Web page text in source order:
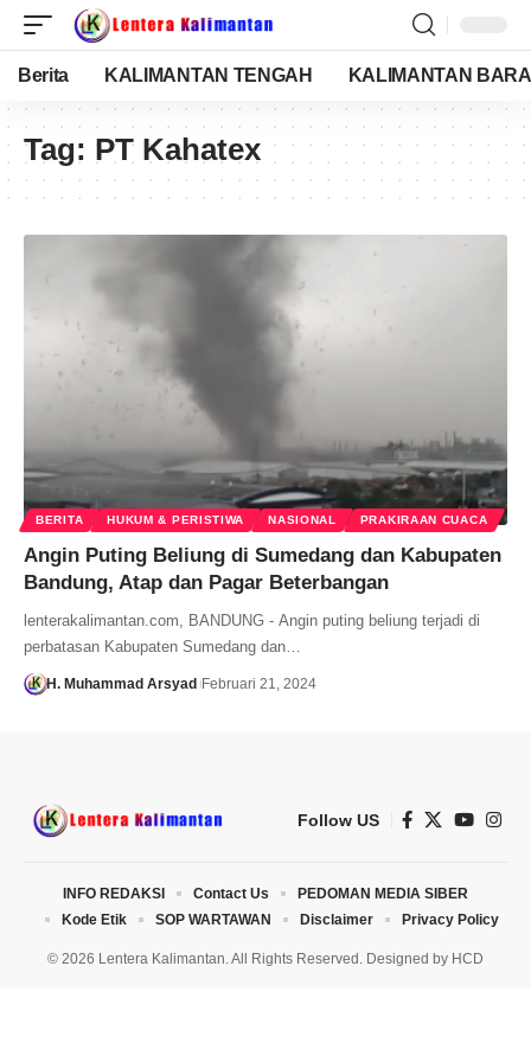
Berita KALIMANTAN TENGAH KALIMANTAN
Tag: PT Kahatex
BERITA HUKUM & PERISTIWA NASIONAL PRAKIRAAN CUACA
Angin Puting Beliung di Sumedang dan Kabupaten
Bandung, Atap dan Pagar Beterbangan
lenterakalimantan.com, BANDUNG - Angin puting beliung terjadi di
perbatasan Kabupaten Sumedang dan…
H. Muhammad Arsyad Februari 21, 2024
Follow US
© 2026 Lentera Kalimantan. All Rights Reserved. Designed by HCD
INFO REDAKSI Contact Us
PEDOMAN MEDIA SIBER
Kode Etik
SOP WARTAWAN Disclaimer Privacy Policy